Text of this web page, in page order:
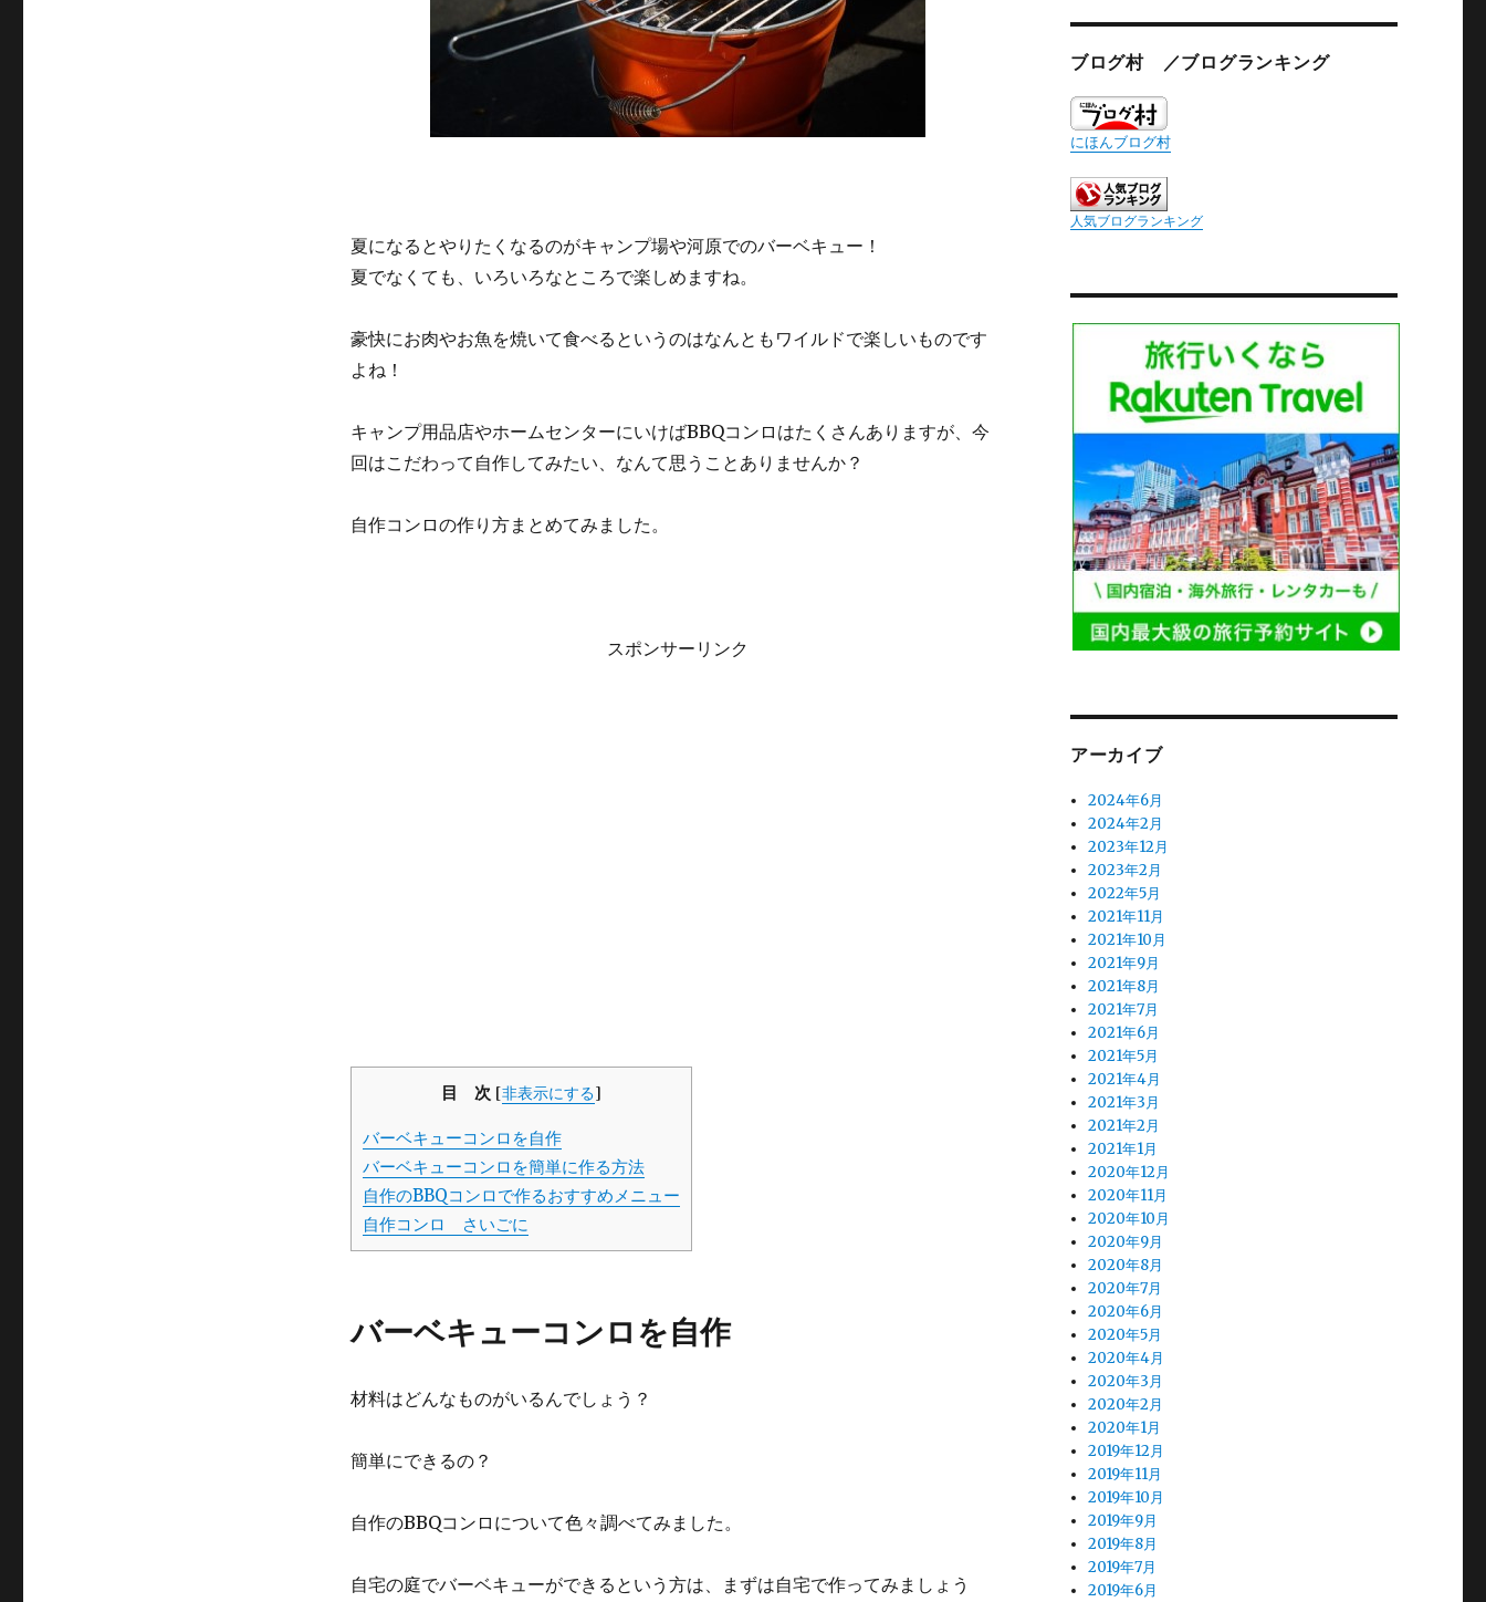
夏になるとやりたくなるのがキャンプ場や河原でのバーベキュー！
夏でなくても、いろいろなところで楽しめますね。
豪快にお肉やお魚を焼いて食べるというのはなんともワイルドで楽しいものです
よね！
キャンプ用品店やホームセンターにいけばBBQコンロはたくさんありますが、今
回はこだわって自作してみたい、なんて思うことありませんか？
自作コンロの作り方まとめてみました。
スポンサーリンク
目 次 [非表示にする]
バーベキューコンロを自作
バーベキューコンロを簡単に作る方法
自作のBBQコンロで作るおすすめメニュー
自作コンロ さいごに
バーベキューコンロを自作
材料はどんなものがいるんでしょう？
簡単にできるの？
自作のBBQコンロについて色々調べてみました。
自宅の庭でバーベキューができるという方は、まずは自宅で作ってみましょう
ブログ村 ／ブログランキング
にほんブログ村
人気ブログランキング
アーカイブ
2024年6月
2024年2月
2023年12月
2023年2月
2022年5月
2021年11月
2021年10月
2021年9月
2021年8月
2021年7月
2021年6月
2021年5月
2021年4月
2021年3月
2021年2月
2021年1月
2020年12月
2020年11月
2020年10月
2020年9月
2020年8月
2020年7月
2020年6月
2020年5月
2020年4月
2020年3月
2020年2月
2020年1月
2019年12月
2019年11月
2019年10月
2019年9月
2019年8月
2019年7月
2019年6月